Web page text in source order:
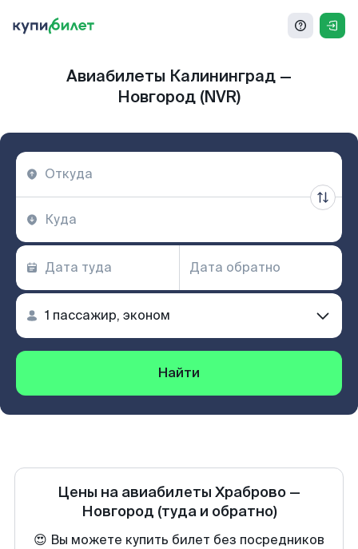
Авиабилеты Калининград —
Новгород (NVR)
Найти
Цены на авиабилеты Храброво —
Новгород (туда и обратно)
😍 Вы можете купить билет без посредников